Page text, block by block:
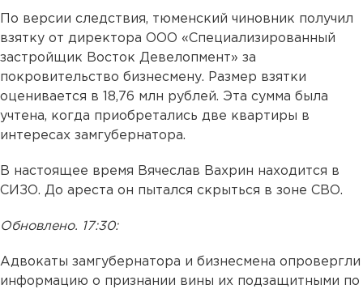
По версии следствия, тюменский чиновник получил
взятку от директора ООО «Специализированный
застройщик Восток Девелопмент» за
покровительство бизнесмену. Размер взятки
оценивается в 18,76 млн рублей. Эта сумма была
учтена, когда приобретались две квартиры в
интересах замгубернатора.
В настоящее время Вячеслав Вахрин находится в
СИЗО. До ареста он пытался скрыться в зоне СВО.
Обновлено. 17:30:
Адвокаты замгубернатора и бизнесмена опровергли
информацию о признании вины их подзащитными по